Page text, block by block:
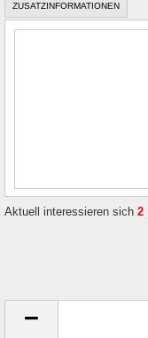
ZUSATZINFORMATIONEN
Aktuell interessieren sich 2